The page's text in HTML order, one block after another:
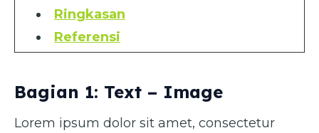
Ringkasan
Referensi
Bagian 1: Text – Image
Lorem ipsum dolor sit amet, consectetur